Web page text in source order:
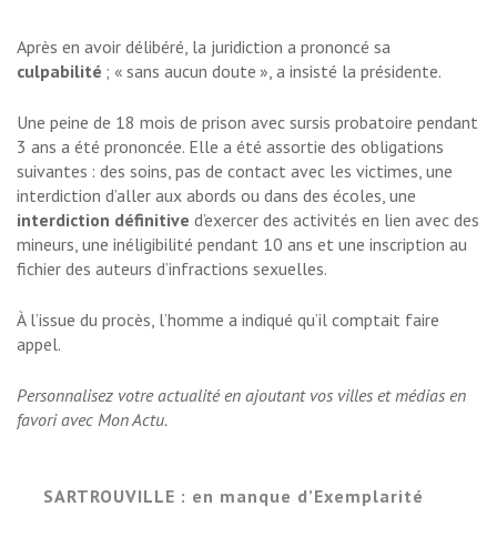
Après en avoir délibéré, la juridiction a prononcé sa
culpabilité ; « sans aucun doute », a insisté la présidente.
Une peine de 18 mois de prison avec sursis probatoire pendant
3 ans a été prononcée. Elle a été assortie des obligations
suivantes : des soins, pas de contact avec les victimes, une
interdiction d’aller aux abords ou dans des écoles, une
interdiction définitive d’exercer des activités en lien avec des
mineurs, une inéligibilité pendant 10 ans et une inscription au
fichier des auteurs d’infractions sexuelles.
À l’issue du procès, l’homme a indiqué qu’il comptait faire
appel.
Personnalisez votre actualité en ajoutant vos villes et médias en
favori avec Mon Actu.
SARTROUVILLE : en manque d’Exemplarité